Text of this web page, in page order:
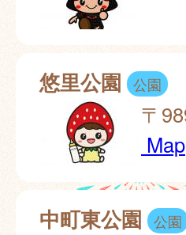
悠里公園 公園
〒
Map
中町東公園 公園